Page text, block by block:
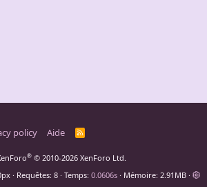
policy Aide
R
® © 2010-2026 XenForo Ltd.
Requêtes 8 Temps 0.0606s Mémoire 2.91MB